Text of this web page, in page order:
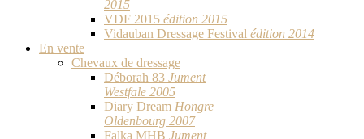
2015
VDF 2015 édition 2015
Vidauban Dressage Festival édition 2014
En vente
Chevaux de dressage
Déborah 83 Jument
Westfale 2005
Diary Dream Hongre
Oldenbourg 2007
Falka MHB Jument